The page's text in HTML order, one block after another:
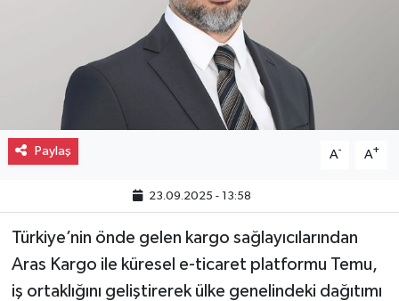
Paylaş A- A+
23.09.2025 - 13:58
Türkiye’nin önde gelen kargo sağlayıcılarından
Aras Kargo ile küresel e-ticaret platformu Temu,
iş ortaklığını geliştirerek ülke genelindeki dağıtımı